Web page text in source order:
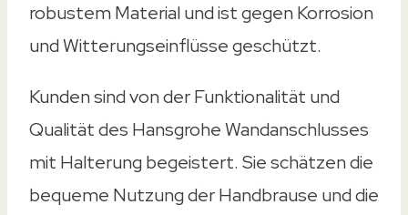
robustem Material und ist gegen Korrosion
und Witterungseinflüsse geschützt.
Kunden sind von der Funktionalität und
Qualität des Hansgrohe Wandanschlusses
mit Halterung begeistert. Sie schätzen die
bequeme Nutzung der Handbrause und die